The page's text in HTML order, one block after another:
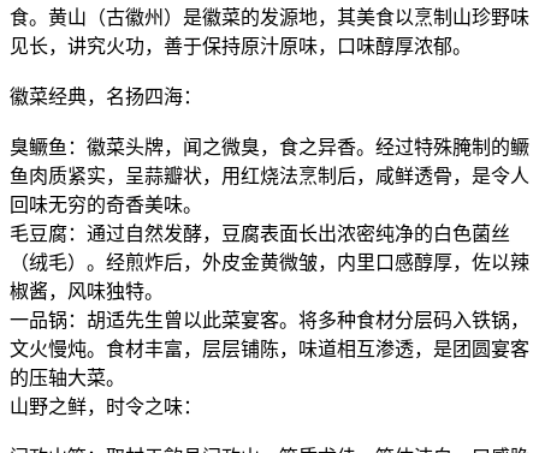
食。黄山（古徽州）是徽菜的发源地，其美食以烹制山珍野味
见长，讲究火功，善于保持原汁原味，口味醇厚浓郁。
徽菜经典，名扬四海：
臭鳜鱼：徽菜头牌，闻之微臭，食之异香。经过特殊腌制的鳜
鱼肉质紧实，呈蒜瓣状，用红烧法烹制后，咸鲜透骨，是令人
回味无穷的奇香美味。
毛豆腐：通过自然发酵，豆腐表面长出浓密纯净的白色菌丝
（绒毛）。经煎炸后，外皮金黄微皱，内里口感醇厚，佐以辣
椒酱，风味独特。
一品锅：胡适先生曾以此菜宴客。将多种食材分层码入铁锅，
文火慢炖。食材丰富，层层铺陈，味道相互渗透，是团圆宴客
的压轴大菜。
山野之鲜，时令之味：